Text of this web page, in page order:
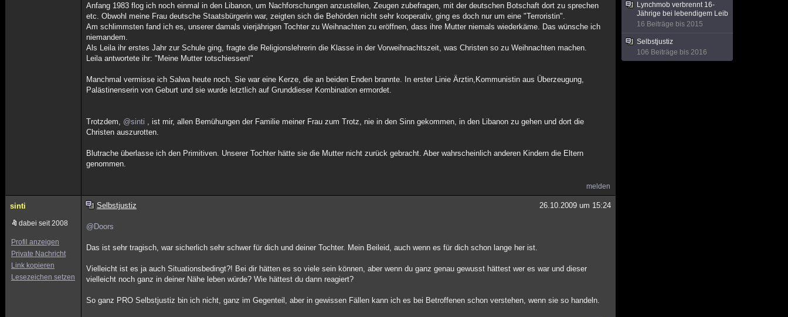
Anfang 1983 flog ich noch einmal in den Libanon, um Nachforschungen anzustellen, Zeugen zubefragen, mit der deutschen Botschaft dort zu sprechen
etc. Obwohl meine Frau deutsche Staatsbürgerin war, zeigten sich die Behörden nicht sehr kooperativ, ging es doch nur um eine "Terroristin".
Am schlimmsten fand ich es, unserer damals vierjährigen Tochter zu Weihnachten zu eröffnen, dass ihre Mutter niemals wiederkäme. Das wünsche ich
niemandem.
Als Leila ihr erstes Jahr zur Schule ging, fragte die Religionslehrerin die Klasse in der Vorweihnachtszeit, was Christen so zu Weihnachten machen.
Leila antwortete ihr: "Meine Mutter totschiessen!"
Manchmal vermisse ich Salwa heute noch. Sie war eine Kerze, die an beiden Enden brannte. In erster Linie Ärztin,Kommunistin aus Überzeugung,
Palästinenserin von Geburt und sie wurde letztlich auf Grunddieser Kombination ermordet.
Trotzdem, @sinti , ist mir, allen Bemühungen der Familie meiner Frau zum Trotz, nie in den Sinn gekommen, in den Libanon zu gehen und dort die
Christen auszurotten.
Blutrache überlasse ich den Primitiven. Unserer Tochter hätte sie die Mutter nicht zurück gebracht. Aber wahrscheinlich anderen Kindern die Eltern
genommen.
melden
sinti
dabei seit 2008
Profil anzeigen
Private Nachricht
Link kopieren
Lesezeichen setzen
Selbstjustiz 26.10.2009 um 15:24
@Doors
Das ist sehr tragisch, war sicherlich sehr schwer für dich und deiner Tochter. Mein Beileid, auch wenn es für dich schon lange her ist.
Vielleicht ist es ja auch Situationsbedingt?! Bei dir hätten es so viele sein können, aber wenn du ganz genau gewusst hättest wer es war und dieser
vielleicht noch ganz in deiner Nähe leben würde? Wie hättest du dann reagiert?
So ganz PRO Selbstjustiz bin ich nicht, ganz im Gegenteil, aber in gewissen Fällen kann ich es bei Betroffenen schon verstehen, wenn sie so handeln.
Lynchmob verbrennt 16-
Jährige bei lebendigem Leib
16 Beiträge bis 2015
Selbstjustiz
106 Beiträge bis 2016